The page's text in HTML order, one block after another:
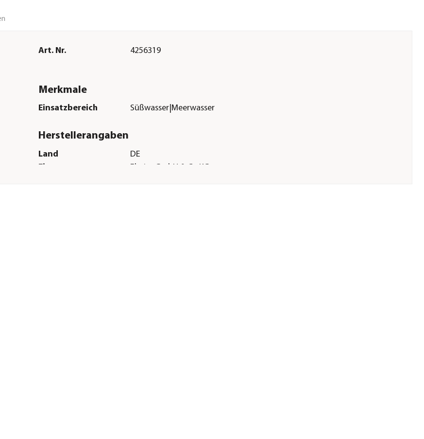
Art. Nr. 4256319
Merkmale
Einsatzbereich Süßwasser|Meerwasser
Herstellerangaben
Land
DE
Firma
Eheim GmbH & Co.KG